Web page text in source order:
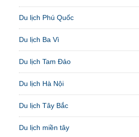
Du lịch Phú Quốc
Du lịch Ba Vì
Du lịch Tam Đảo
Du lịch Hà Nội
Du lịch Tây Bắc
Du lịch miền tây